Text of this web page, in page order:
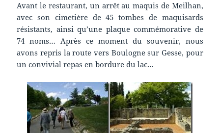
Avant le restaurant, un arrêt au maquis de Meilhan,
avec son cimetière de 45 tombes de maquisards
résistants, ainsi qu’une plaque commémorative de
74 noms… Après ce moment du souvenir, nous
avons repris la route vers Boulogne sur Gesse, pour
un convivial repas en bordure du lac…